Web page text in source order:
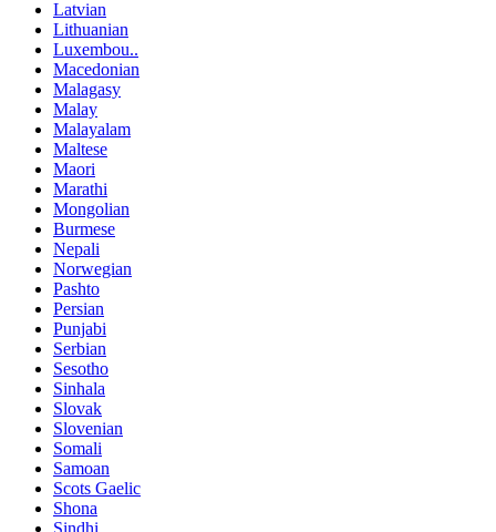
Latvian
Lithuanian
Luxembou..
Macedonian
Malagasy
Malay
Malayalam
Maltese
Maori
Marathi
Mongolian
Burmese
Nepali
Norwegian
Pashto
Persian
Punjabi
Serbian
Sesotho
Sinhala
Slovak
Slovenian
Somali
Samoan
Scots Gaelic
Shona
Sindhi